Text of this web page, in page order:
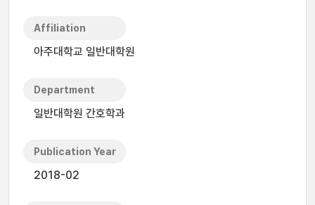
Affiliation
아주대학교 일반대학원
Department
일반대학원 간호학과
Publication Year
2018-02